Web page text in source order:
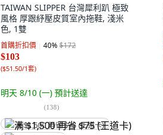
TAIWAN SLIPPER 台灣犀利趴 極致
風格 厚跟紓壓皮質室內拖鞋, 淺米
色, 1雙
首購折扣價 40%$172
$103
($51.50/1套)
明天 8/10 (一) 預計送達
(138)
满 $1,500 再省 $75 (王道卡)